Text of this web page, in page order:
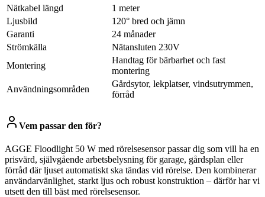
Nätkabel längd
1 meter
Ljusbild
120° bred och jämn
Garanti
24 månader
Strömkälla
Nätansluten 230V
Montering
Handtag för bärbarhet och fast
montering
Användningsområden
Gårdsytor, lekplatser, vindsutrymmen,
förråd
Vem passar den för?
AGGE Floodlight 50 W med rörelsesensor passar dig som vill ha en
prisvärd, självgående arbetsbelysning för garage, gårdsplan eller
förråd där ljuset automatiskt ska tändas vid rörelse. Den kombinerar
användarvänlighet, starkt ljus och robust konstruktion – därför har vi
utsett den till bäst med rörelsesensor.